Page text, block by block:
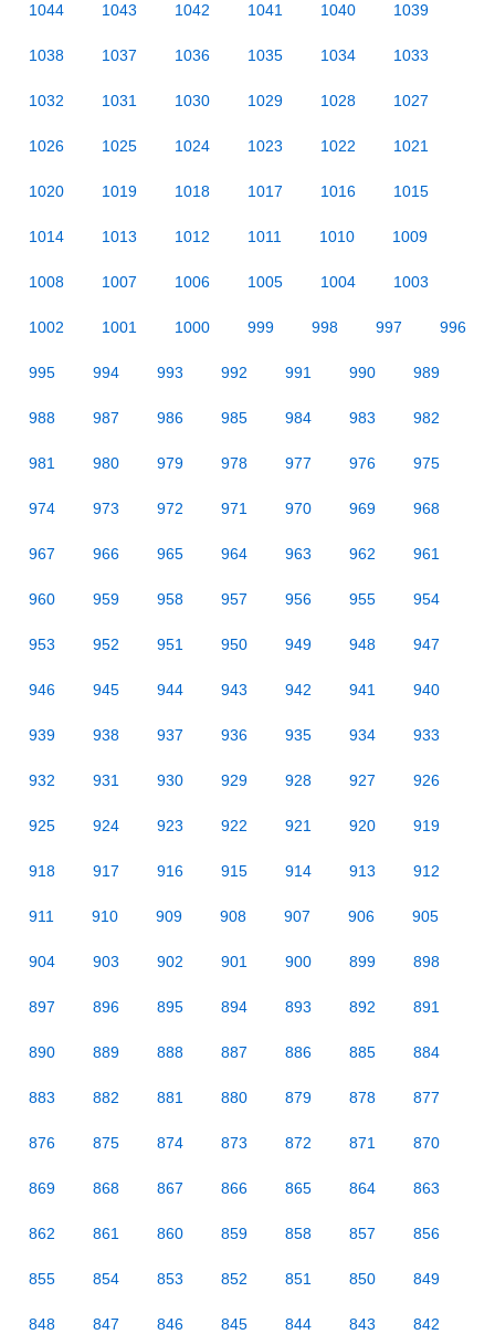
1044 1043 1042 1041 1040 1039
1038 1037 1036 1035 1034 1033
1032 1031 1030 1029 1028 1027
1026 1025 1024 1023 1022 1021
1020 1019 1018 1017 1016 1015
1014 1013 1012 1011 1010 1009
1008 1007 1006 1005 1004 1003
1002 1001 1000 999 998 997 996
995 994 993 992 991 990 989
988 987 986 985 984 983 982
981 980 979 978 977 976 975
974 973 972 971 970 969 968
967 966 965 964 963 962 961
960 959 958 957 956 955 954
953 952 951 950 949 948 947
946 945 944 943 942 941 940
939 938 937 936 935 934 933
932 931 930 929 928 927 926
925 924 923 922 921 920 919
918 917 916 915 914 913 912
911 910 909 908 907 906 905
904 903 902 901 900 899 898
897 896 895 894 893 892 891
890 889 888 887 886 885 884
883 882 881 880 879 878 877
876 875 874 873 872 871 870
869 868 867 866 865 864 863
862 861 860 859 858 857 856
855 854 853 852 851 850 849
848 847 846 845 844 843 842